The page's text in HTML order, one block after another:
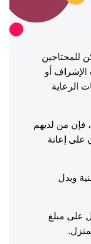
الرعاية 2 إلى 5، يمكن للمحتاجين
أو
الرعاية
فإن من لديهم
إلى 5 يحصلون على إعانة
وبدل
على مبلغ